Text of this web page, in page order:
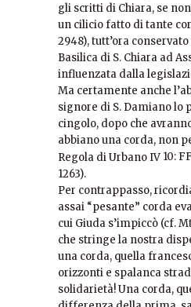
gli scritti di Chiara, se
un cilicio fatto di tante
2948), tutt’ora
Basilica di S. Chiara ad
influenzata dalla
Ma certamente anche
signore di S. Damiano lo
cingolo, dopo che
abbiano una corda, non
Regola di Urbano IV 10:
1263).
Per contrappasso,
assai “pesante” corda
cui Giuda s’impiccò (cf.
che stringe la nostra
una corda, quella
orizzonti e spalanca
solidarietà! Una corda,